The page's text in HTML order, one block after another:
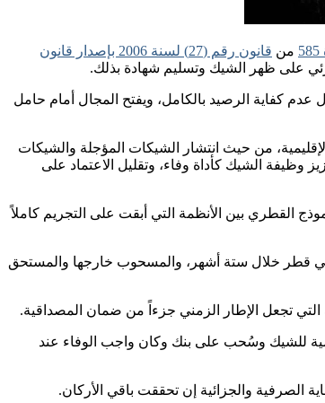
من
قانون رقم (27) لسنة 2006 بإصدار قانون
على ظهر الشيك وتسليم شهادة بذلك.
كفاية الرصيد بالكامل، ويفتح المجال أمام حامل
من حيث انتشار الشيكات المؤجلة والشيكات
وظيفة الشيك كأداة وفاء، وتقليل الاعتماد على
القطري بين الأنظمة التي أبقت على التجريم كاملاً
والمستحق الدفع في قطر خلال ستة أشهر، والمسحوب خارجها والمستحق
التي تجعل الإطار الزمني جزءاً من ضمان المصداقية.
للشيك وسُحب على بنك وكان واجب الوفاء عند
الصرفية والجزائية إن تحققت باقي الأركان.